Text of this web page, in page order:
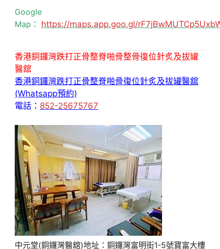
Google
Map： https://maps.app.goo.gl/
香港銅鑼灣跌打正骨整脊啪骨整骨復位針炙及拔罐
醫舘
香港銅鑼灣跌打正骨整脊啪骨復位針炙及拔罐醫舘
(Whatsapp預約)
電話： 852-25675767
中元堂(銅鑼灣醫舘)地址：銅鑼灣富明街1-5號寶富大樓